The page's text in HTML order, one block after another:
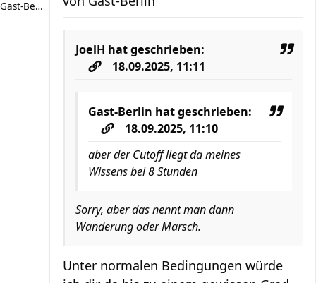
Gast-Berlin
JoelH hat geschrieben:
18.09.2025, 11:11
Gast-Berlin hat geschrieben:
18.09.2025, 11:10
aber der Cutoff liegt da meines
Wissens bei 8 Stunden
Sorry, aber das nennt man dann
Wanderung oder Marsch.
Unter normalen Bedingungen würde